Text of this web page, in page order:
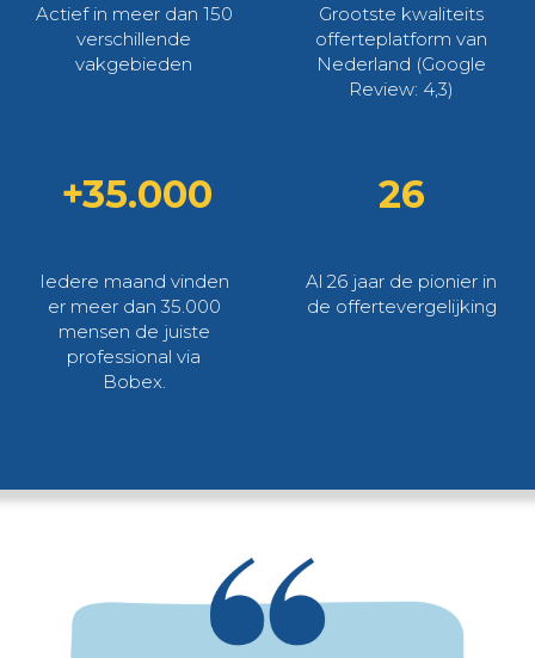
Actief in meer dan 150
verschillende
vakgebieden
Grootste kwaliteits
offerteplatform van
Nederland (Google
Review: 4,3)
+35.000
Iedere maand vinden
er meer dan 35.000
mensen de juiste
professional via
Bobex.
26
Al 26 jaar de pionier in
de offertevergelijking